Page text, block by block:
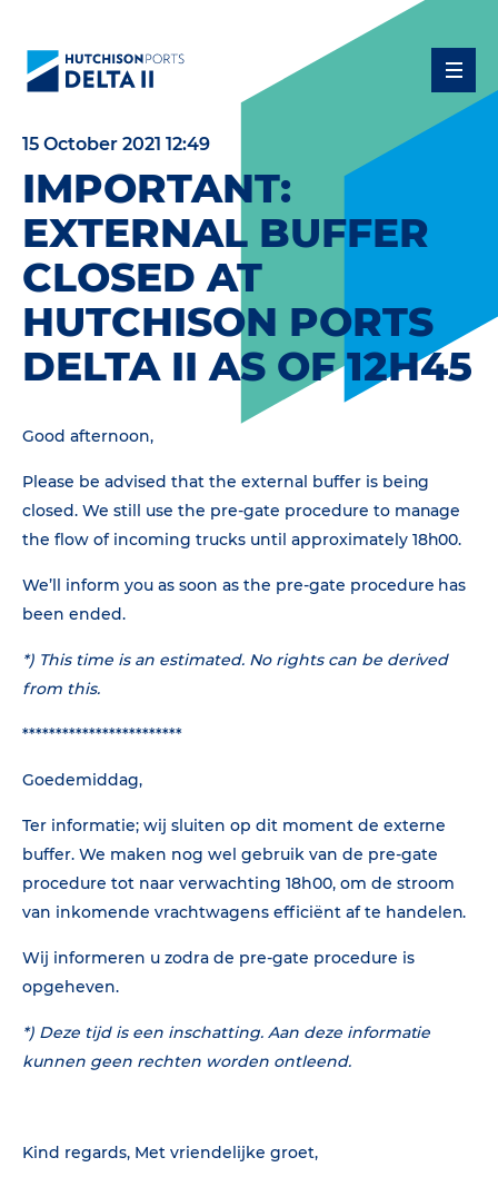
15 October 2021 12:49
IMPORTANT:
EXTERNAL BUFFER
CLOSED AT
HUTCHISON PORTS
DELTA II AS OF 12H45
Good afternoon,
Please be advised that the external buffer is being
closed. We still use the pre-gate procedure to manage
the flow of incoming trucks until approximately 18h00.
We’ll inform you as soon as the pre-gate procedure has
been ended.
*) This time is an estimated. No rights can be derived
from this.
************************
Goedemiddag,
Ter informatie; wij sluiten op dit moment de externe
buffer. We maken nog wel gebruik van de pre-gate
procedure tot naar verwachting 18h00, om de stroom
van inkomende vrachtwagens efficiënt af te handelen.
Wij informeren u zodra de pre-gate procedure is
opgeheven.
*) Deze tijd is een inschatting. Aan deze informatie
kunnen geen rechten worden ontleend.
Kind regards, Met vriendelijke groet,